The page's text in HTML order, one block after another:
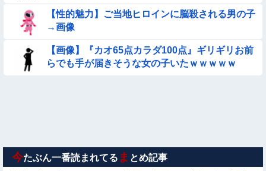
【動画】町の中華料理屋さん、娘の採用で人気店になってしま
★★水着姿を見た彼氏が「核兵器並みのボディだね」って褒め
てくれた(´；ω；｀)
時間強」は1時間＋αだと思ってる😭
【性的魅力】ご当地ヒロインに脳殺される男の子
→画像
【画像】『カオ65点カラダ100点』ギリギリお前
らでも手が届きそうな女の子いたｗｗｗｗｗ
今たぶん一番読まれてる ま とめ記事